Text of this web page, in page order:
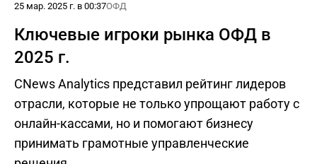
25 мар. 2025 г. в 00:37ОФД
Ключевые игроки рынка ОФД в
2025 г.
CNews Analytics представил рейтинг лидеров
отрасли, которые не только упрощают работу с
онлайн-кассами, но и помогают бизнесу
принимать грамотные управленческие